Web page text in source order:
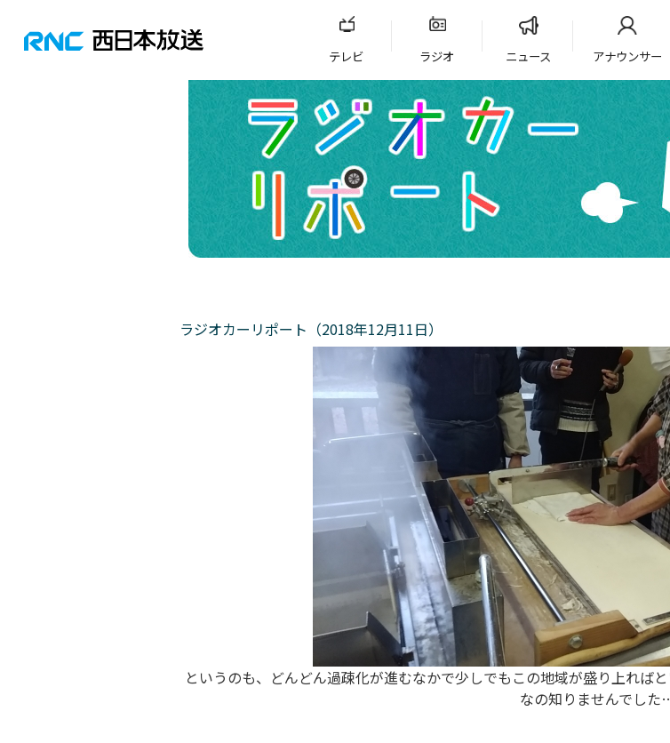
テレビ ラジオ ニュース アナウンサー
ラジオカーリポート（2018年12月11日）
というのも、どんどん過疎化が進むなかで少しでもこの地域が盛り上れば
なの知りませんでした